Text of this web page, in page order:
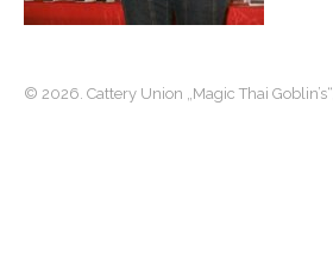
© 2026. Cattery Union „Magic Thai Goblin’s“,